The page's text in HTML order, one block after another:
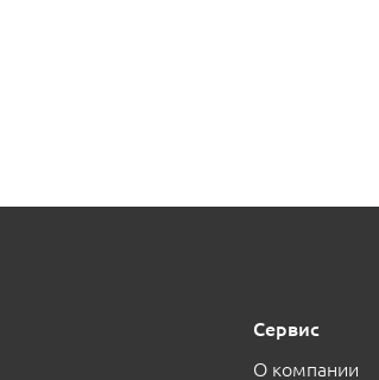
Сервис
О компании